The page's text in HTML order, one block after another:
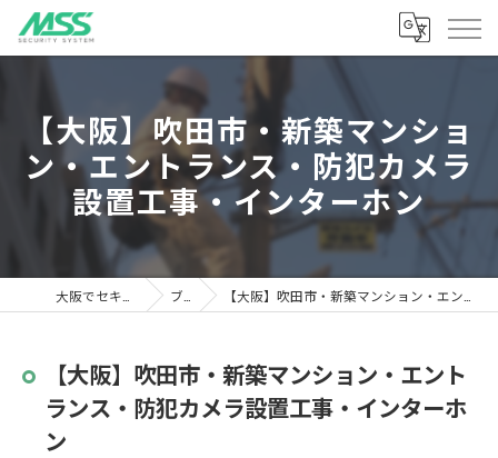
【大阪】吹田市・新築マンショ
ン・エントランス・防犯カメラ
設置工事・インターホン
ブログ 【大阪】吹田市・新築マンション・エントランス・防犯カメラ設置工事・インターホン
【大阪】吹田市・新築マンション・エント
ランス・防犯カメラ設置工事・インターホ
ン